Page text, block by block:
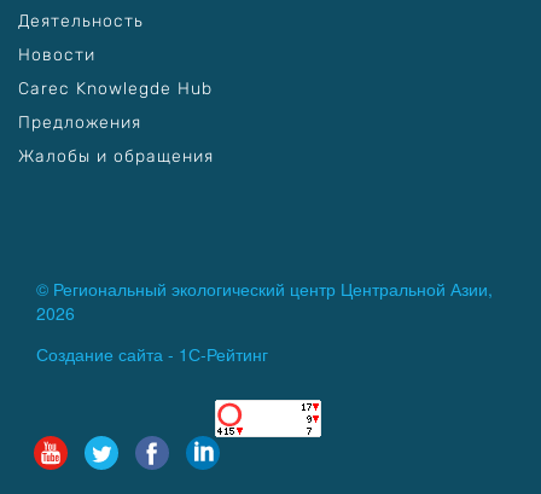
Деятельность
Новости
Carec Knowlegde Hub
Предложения
Жалобы и обращения
© Региональный экологический центр Центральной Азии,
2026
Создание сайта - 1С-Рейтинг